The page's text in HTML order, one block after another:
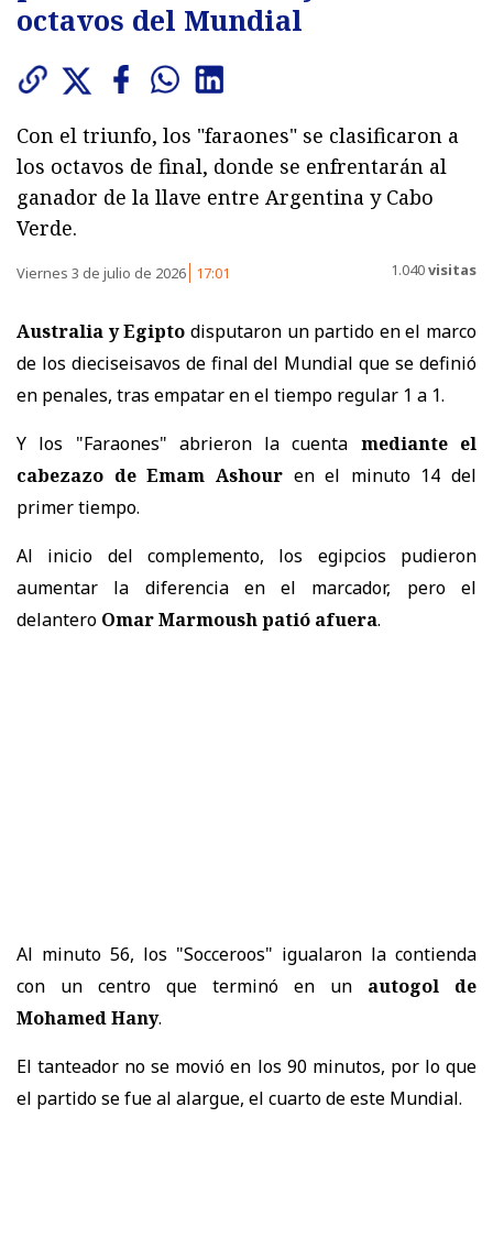
octavos del Mundial
Con el triunfo, los "faraones" se clasificaron a
los octavos de final, donde se enfrentarán al
ganador de la llave entre Argentina y Cabo
Verde.
Viernes 3 de julio de 2026 17:01 1.040visitas
Australia y Egipto disputaron un partido en el marco
de los dieciseisavos de final del Mundial que se definió
en penales, tras empatar en el tiempo regular 1 a 1.
Y los "Faraones" abrieron la cuenta mediante el
cabezazo de Emam Ashouren el minuto 14 del
primer tiempo.
Al inicio del complemento, los egipcios pudieron
aumentar la diferencia en el marcador, pero el
delantero Omar Marmoush patió afuera.
Al minuto 56, los "Socceroos" igualaron la contienda
con un centro que terminó en un autogol de
Mohamed Hany.
El tanteador no se movió en los 90 minutos, por lo que
el partido se fue al alargue, el cuarto de este Mundial.